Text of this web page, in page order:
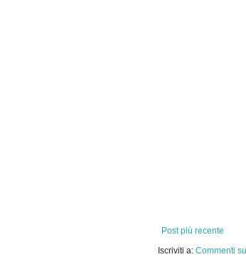
Post più recente
Iscriviti a: Commenti